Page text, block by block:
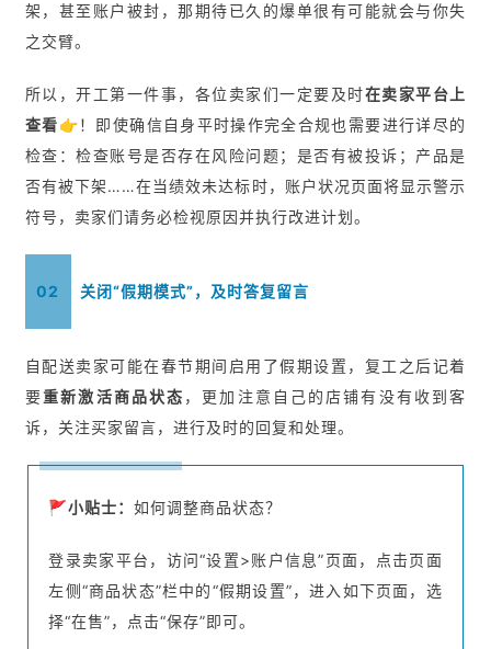
架，甚至账户被封，那期待已久的爆单很有可能就会与你失
之交臂。
所以，开工第一件事，各位卖家们一定要及时在卖家平台上
查看👉！即使确信自身平时操作完全合规也需要进行详尽的
检查：检查账号是否存在风险问题；是否有被投诉；产品是
否有被下架……在当绩效未达标时，账户状况页面将显示警示
符号，卖家们请务必检视原因并执行改进计划。
02 关闭“假期模式”，及时答复留言
自配送卖家可能在春节期间启用了假期设置，复工之后记着
要重新激活商品状态 ，更加注意自己的店铺有没有收到客
诉，关注买家留言，进行及时的回复和处理。
🚩小贴士：如何调整商品状态？
登录卖家平台，访问“设置>账户信息”页面，点击页面
左侧“商品状态”栏中的“假期设置”，进入如下页面，选
择“在售”，点击“保存”即可。